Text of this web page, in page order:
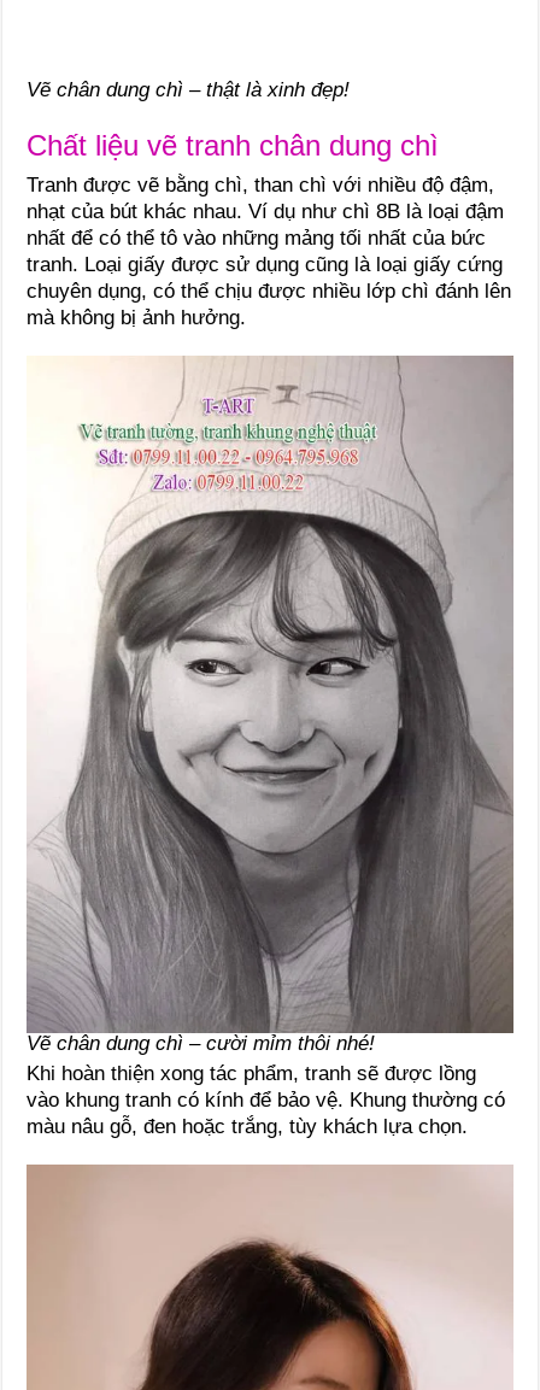
Vẽ chân dung chì – thật là xinh đẹp!
Chất liệu vẽ tranh chân dung chì
Tranh được vẽ bằng chì, than chì với nhiều độ đậm,
nhạt của bút khác nhau. Ví dụ như chì 8B là loại đậm
nhất để có thể tô vào những mảng tối nhất của bức
tranh. Loại giấy được sử dụng cũng là loại giấy cứng
chuyên dụng, có thể chịu được nhiều lớp chì đánh lên
mà không bị ảnh hưởng.
Vẽ chân dung chì – cười mỉm thôi nhé!
Khi hoàn thiện xong tác phẩm, tranh sẽ được lồng
vào khung tranh có kính để bảo vệ. Khung thường có
màu nâu gỗ, đen hoặc trắng, tùy khách lựa chọn.